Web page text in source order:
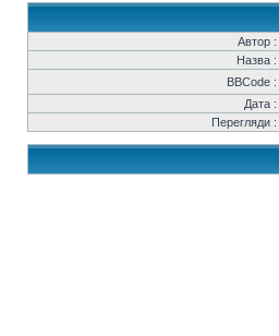
Автор :
Назва :
BBCode :
Дата :
Перегляди :